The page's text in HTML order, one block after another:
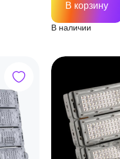
В наличии
В корзину